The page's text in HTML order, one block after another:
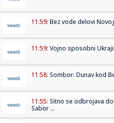
11:59: Bez vode delovi
11:59: Vojno sposobni
11:58: Sombor: Dunav kod
11:55: Sitno se odbrojava do
Sabor ...